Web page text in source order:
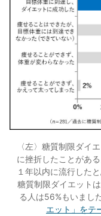
〈左〉糖質制限ダイ
に挫折したことがあ
１年以内に流行した
糖質制限ダイエット
る人は56%もいまし
エット」をテ